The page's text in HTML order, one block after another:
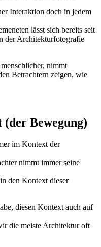
Interaktion doch in jedem
lässt sich bereits seit
der Architekturfotografie
nimmt
Betrachtern zeigen, wie
Bewegung)
im Kontext der
nimmt immer seine
den Kontext dieser
diesen Kontext auch auf
die meiste Architektur oft